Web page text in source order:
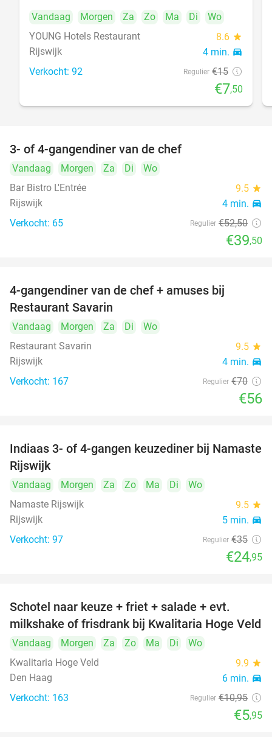
Vandaag
Morgen Za Zo Ma Di
Wo
YOUNG Hotels Restaurant
8.6 star
Rijswijk 4 min. directions_car
Verkocht: 92 Regulier €15
€7,50
3- of 4-gangendiner van de chef
Vandaag Morgen Za Di
Wo
Bar Bistro L'Entrée
9.5 star
Rijswijk 4 min. directions_car
Verkocht: 65 Regulier €52,50
€39,50
4-gangendiner van de chef + amuses bij
Restaurant Savarin
Vandaag Morgen Za Di
Wo
Restaurant Savarin
9.5 star
Rijswijk 4 min. directions_car
Verkocht: 167 Regulier €70
€56
29%
Indiaas 3- of 4-gangen keuzediner bij Namaste
Rijswijk
Vandaag Morgen Za Zo Ma Di
Wo
Namaste Rijswijk
9.5 star
Rijswijk 5 min. directions_car
Verkocht: 97 Regulier €35
€24,95
Schotel naar keuze + friet + salade + evt.
milkshake of frisdrank bij Kwalitaria Hoge Veld
Vandaag Morgen Za Zo Ma Di
Wo
Kwalitaria Hoge Veld
9.9 star
Den Haag 6 min. directions_car
Verkocht: 163 Regulier €10,95
€5,95